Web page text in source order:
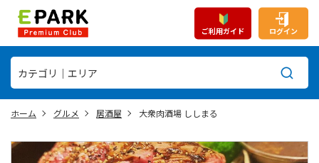
ご利用ガイド ログイン
ホーム グルメ 居酒屋 大衆肉酒場 ししまる